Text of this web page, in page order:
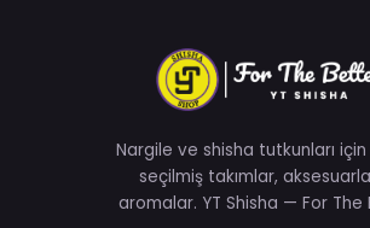
Nargile ve shisha tutkunları
seçilmiş takımlar,
aromalar. YT Shisha — For The